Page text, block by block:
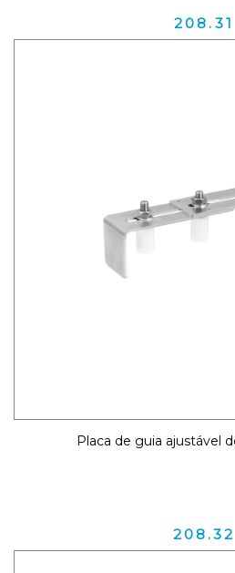
208.31
Placa de guia ajustável
208.32